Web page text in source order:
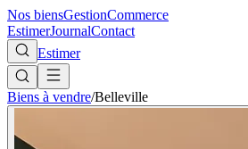
Nos biensGestionCommerce
EstimerJournalContact
Estimer
Biens à vendre/Belleville